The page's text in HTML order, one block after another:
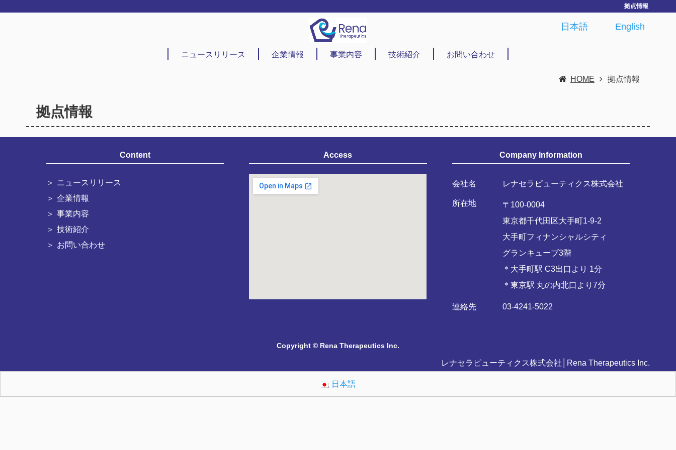
拠点情報
日本語 English
ニュースリリース 企業情報 事業内容 技術紹介 お問い合わせ
HOME 拠点情報
拠点情報
Content
ニュースリリース
企業情報
事業内容
技術紹介
お問い合わせ
Access Company Information
会社名 レナセラピューティクス株式会社
所在地
〒100-0004
東京都千代田区大手町1-9-2
大手町フィナンシャルシティ
グランキューブ3階
＊大手町駅 C3出口より 1分
＊東京駅 丸の内北口より7分
連絡先 03-4241-5022
Copyright © Rena Therapeutics Inc.
レナセラピューティクス株式会社│Rena Therapeutics Inc.
日本語